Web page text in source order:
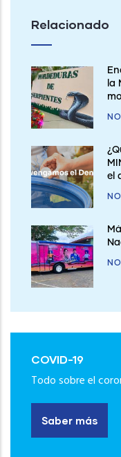
Relacionado
la
el
COVID-19
Todo sobre el
Saber más